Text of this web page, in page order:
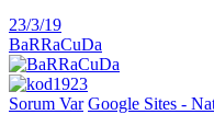
23/3/19
BaRRaCuDa
Sorum Var Google Sites -